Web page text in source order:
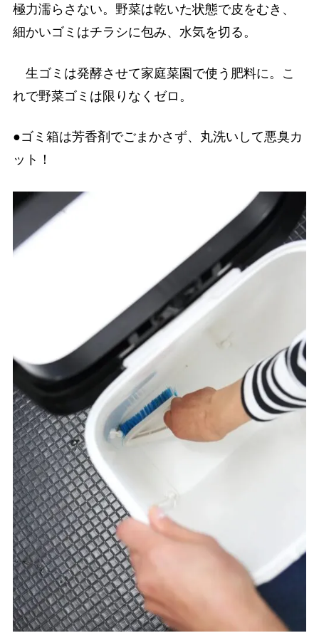
極力濡らさない。野菜は乾いた状態で皮をむき、
細かいゴミはチラシに包み、水気を切る。
生ゴミは発酵させて家庭菜園で使う肥料に。こ
れで野菜ゴミは限りなくゼロ。
●ゴミ箱は芳香剤でごまかさず、丸洗いして悪臭カ
ット！